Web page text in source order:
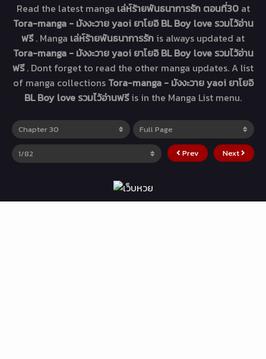
Read the latest manga เล่ห์ร้ายพันธนาการรัก ตอนที่30 at
Tora-manga - มังงะวาย yaoi ยาโยอิ BL Boy love รวมไว้อ่าน
ฟรี. Manga เล่ห์ร้ายพันธนาการรัก is always updated at
Tora-manga - มังงะวาย yaoi ยาโยอิ BL Boy love รวมไว้อ่าน
ฟรี. Dont forget to read the other manga updates. A list
of manga collections Tora-manga - มังงะวาย yaoi ยาโยอิ
BL Boy love รวมไว้อ่านฟรีis in the Manga List menu.
Prev Next